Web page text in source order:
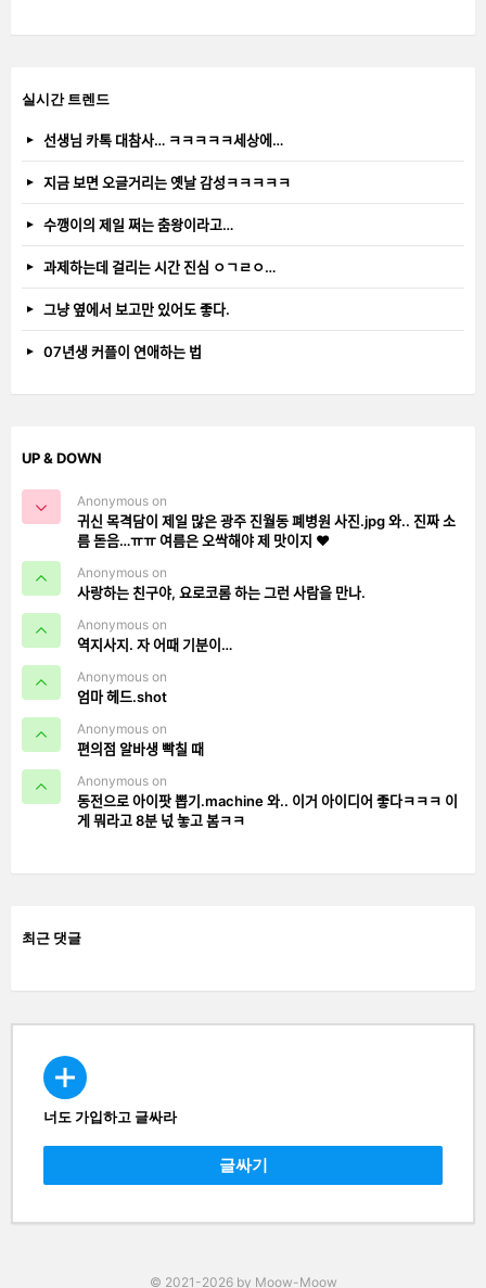
실시간 트렌드
선생님 카톡 대참사… ㅋㅋㅋㅋㅋ세상에…
지금 보면 오글거리는 옛날 감성ㅋㅋㅋㅋㅋ
수깽이의 제일 쩌는 춤왕이라고…
과제하는데 걸리는 시간 진심 ㅇㄱㄹㅇ…
그냥 옆에서 보고만 있어도 좋다.
07년생 커플이 연애하는 법
UP & DOWN
Anonymous on
귀신 목격담이 제일 많은 광주 진월동 폐병원 사진.jpg 와.. 진짜 소
름 돋음…ㅠㅠ 여름은 오싹해야 제 맛이지 ❤️
Anonymous on
사랑하는 친구야, 요로코롬 하는 그런 사람을 만나.
Anonymous on
역지사지. 자 어때 기분이…
Anonymous on
엄마 헤드.shot
Anonymous on
편의점 알바생 빡칠 때
Anonymous on
동전으로 아이팟 뽑기.machine 와.. 이거 아이디어 좋다ㅋㅋㅋ 이
게 뭐라고 8분 넋 놓고 봄ㅋㅋ
최근 댓글
CREATE
너도 가입하고 글싸라
글싸기
© 2021-2026 by Moow-Moow